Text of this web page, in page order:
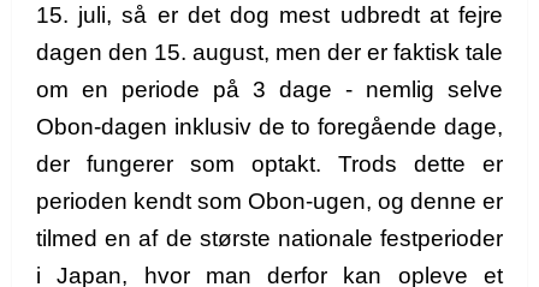
15. juli, så er det dog mest udbredt at fejre
dagen den 15. august, men der er faktisk tale
om en periode på 3 dage - nemlig selve
Obon-dagen inklusiv de to foregående dage,
der fungerer som optakt. Trods dette er
perioden kendt som Obon-ugen, og denne er
tilmed en af de største nationale festperioder
i Japan, hvor man derfor kan opleve et